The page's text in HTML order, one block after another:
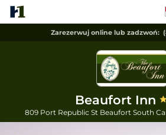
Zarezerwuj online lub zadzwoń:
Beaufort Inn
809 Port Republic St Beaufort South